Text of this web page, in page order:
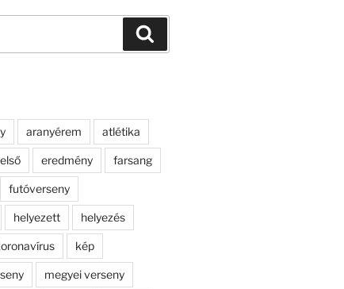
aranyérem atlétika
első eredmény farsang
futóverseny
helyezett helyezés
kép
megyei verseny